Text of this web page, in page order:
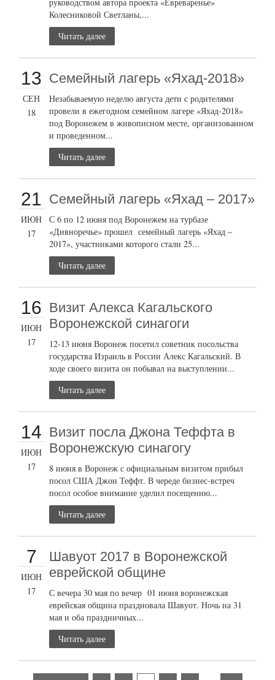
руководством автора проекта «Евреваренье»
Колесниковой Светланы,...
Читать далее
13
СЕН
18
Семейный лагерь «Яхад-2018»
Незабываемую неделю августа дети с родителями
провели в ежегодном семейном лагере «Яхад-2018»
под Воронежем в живописном месте, организованном
и проведенном...
Читать далее
21
ИЮН
17
Семейный лагерь «Яхад – 2017»
С 6 по 12 июня под Воронежем на турбазе
«Дивноречье» прошел семейный лагерь «Яхад –
2017», участниками которого стали 25...
Читать далее
16
ИЮН
17
Визит Алекса Кагальского
Воронежской синагоги
12-13 июня Воронеж посетил советник посольства
государства Израиль в России Алекс Кагальский. В
ходе своего визита он побывал на выступлении...
Читать далее
14
ИЮН
17
Визит посла Джона Теффта в
Воронежскую синагогу
8 июня в Воронеж с официальным визитом прибыл
посол США Джон Теффт. В череде бизнес-встреч
посол особое внимание уделил посещению...
Читать далее
7
ИЮН
17
Шавуот 2017 в Воронежской
еврейской общине
С вечера 30 мая по вечер 01 июня воронежская
еврейская община праздновала Шавуот. Ночь на 31
мая и оба праздничных...
Читать далее